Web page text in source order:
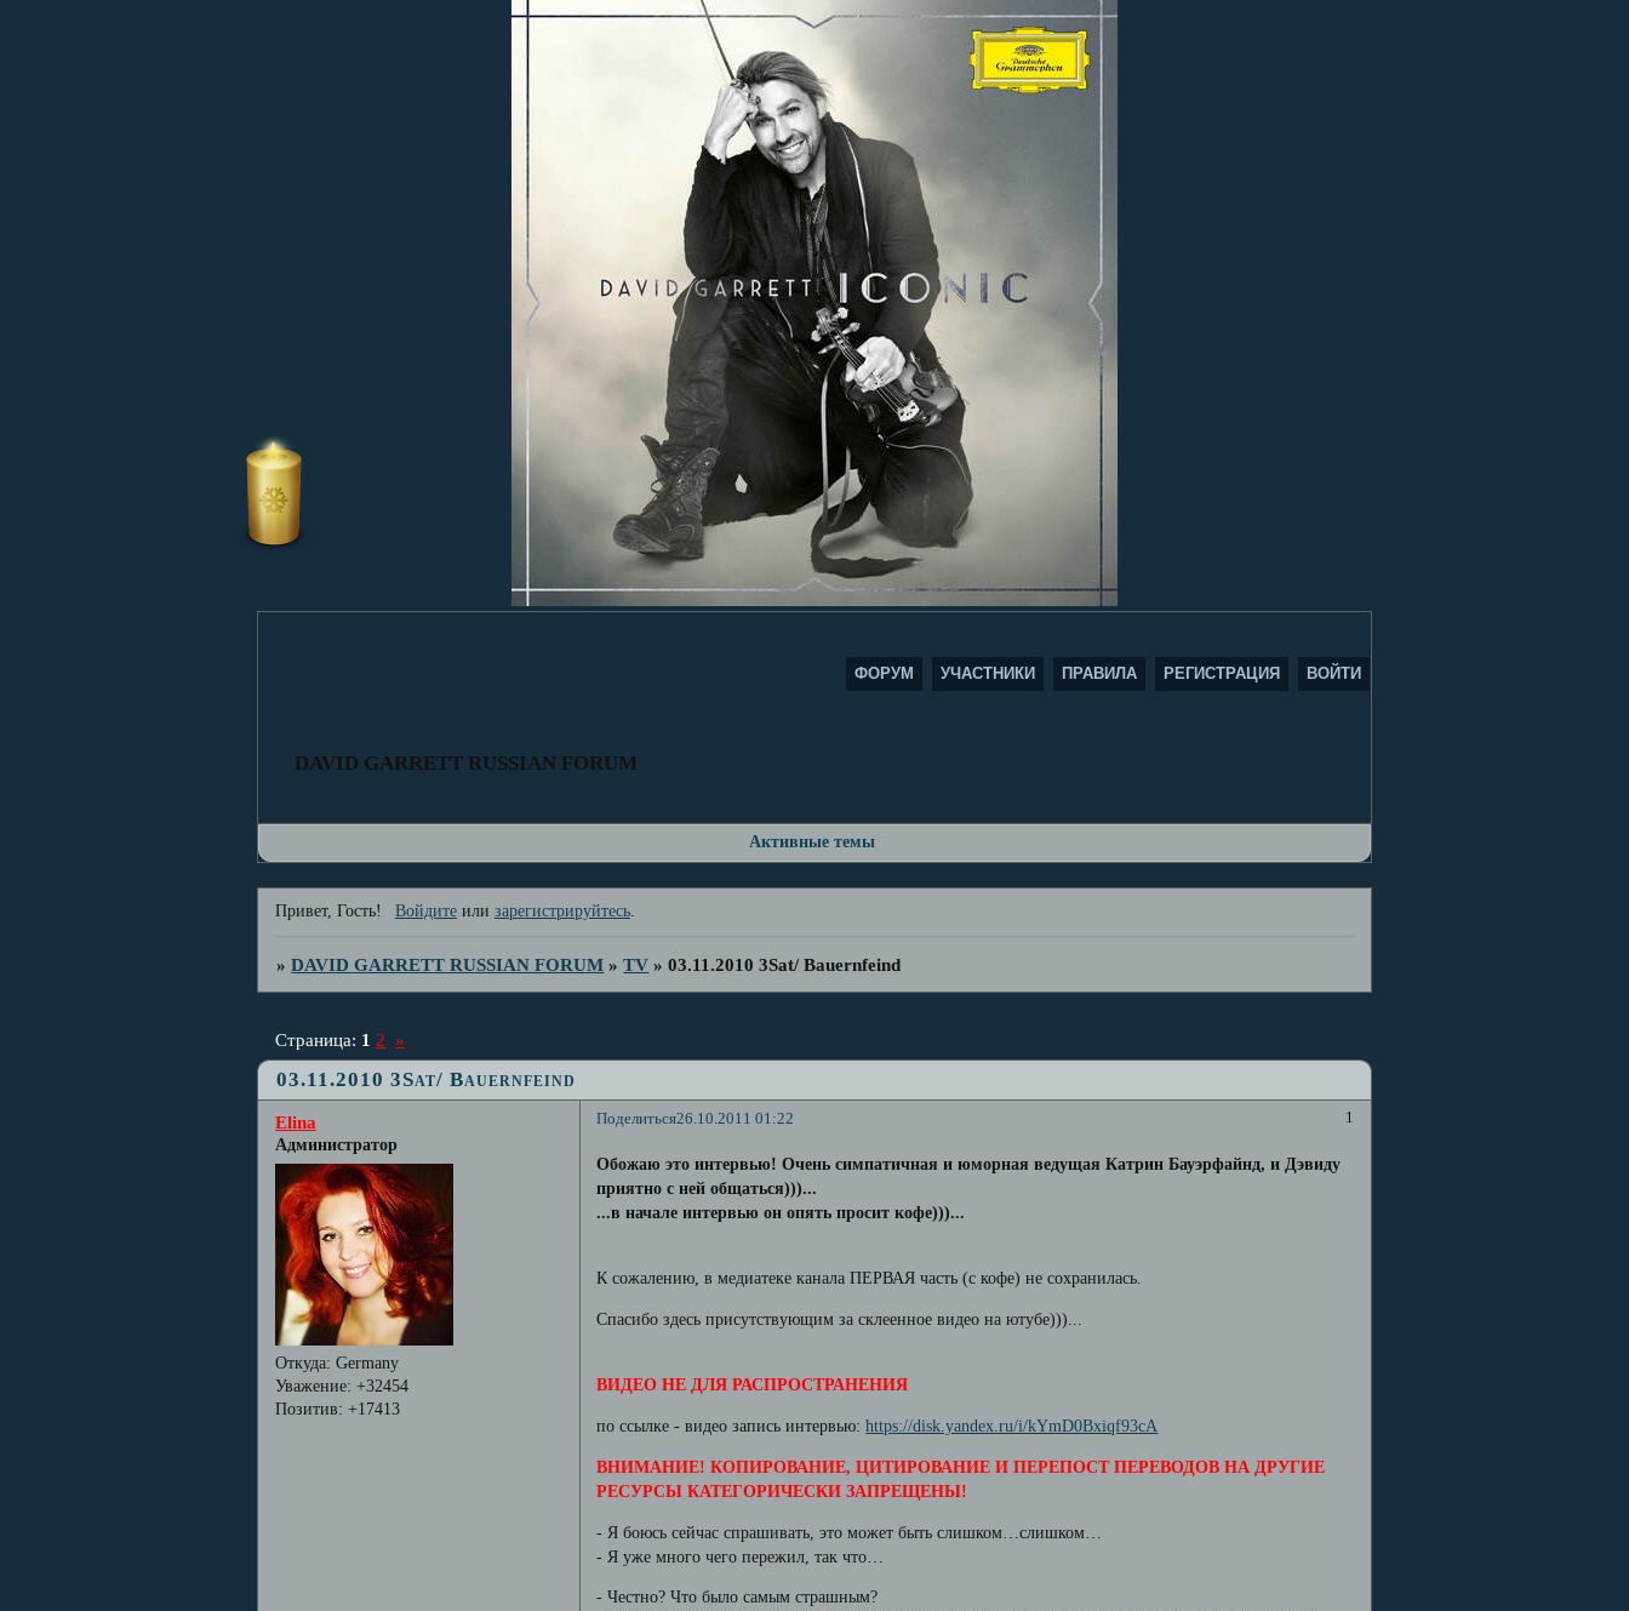
DAVID GARRETT RUSSIAN FORUM
ФОРУМ УЧАСТНИКИ ПРАВИЛА РЕГИСТРАЦИЯ ВОЙТИ
Активные темы
Привет, Гость! Войдитеили зарегистрируйтесь.
»DAVID GARRETT RUSSIAN FORUM »TV »03.11.2010 3Sat/ Bauernfeind
03.11.2010 3Sat/ Bauernfeind
Страница: 1 2 »
Поделиться 1
26.10.2011 01:22
Elina
Администратор
Откуда: Germany
Уважение: +32454
Позитив: +17413
Обожаю это интервью! Очень симпатичная и юморная ведущая Катрин Бауэрфайнд, и Дэвиду
приятно с ней общаться)))...
...в начале интервью он опять просит кофе)))...
К сожалению, в медиатеке канала ПЕРВАЯ часть (с кофе) не сохранилась.
Спасибо здесь присутствующим за склеенное видео на ютубе)))...
ВИДЕО НЕ ДЛЯ РАСПРОСТРАНЕНИЯ
по ссылке - видео запись интервью:https://disk.yandex.ru/i/kYmD0Bxiqf93cA
ВНИМАНИЕ! КОПИРОВАНИЕ, ЦИТИРОВАНИЕ И ПЕРЕПОСТ ПЕРЕВОДОВ НА ДРУГИЕ
РЕСУРСЫ КАТЕГОРИЧЕСКИ ЗАПРЕЩЕНЫ!
- Я боюсь сейчас спрашивать, это может быть слишком…слишком…
- Я уже много чего пережил, так что…
- Честно? Что было самым страшным?